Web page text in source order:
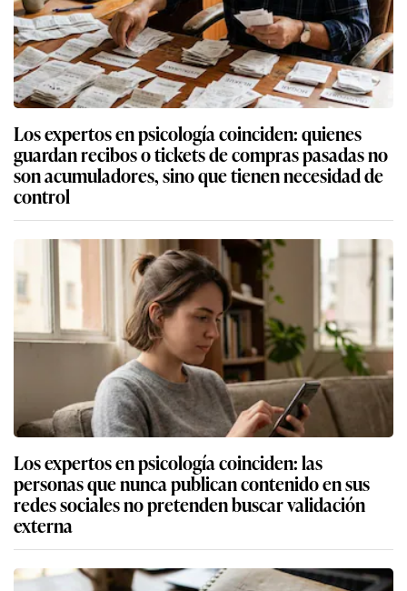
Los expertos en psicología coinciden: quienes
guardan recibos o tickets de compras pasadas no
son acumuladores, sino que tienen necesidad de
control
Los expertos en psicología coinciden: las
personas que nunca publican contenido en sus
redes sociales no pretenden buscar validación
externa